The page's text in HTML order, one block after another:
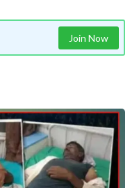
Join Now